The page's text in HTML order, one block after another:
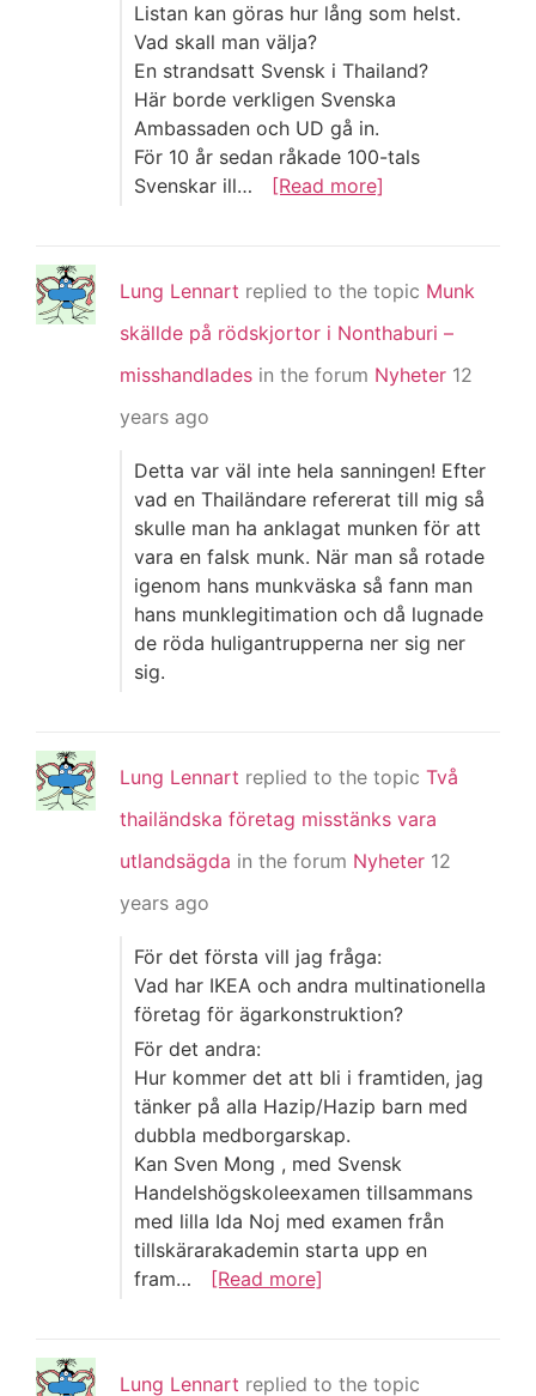
Listan kan göras hur lång som helst.
Vad skall man välja?
En strandsatt Svensk i Thailand?
Här borde verkligen Svenska
Ambassaden och UD gå in.
För 10 år sedan råkade 100-tals
Svenskar ill…
[Read more]
Lung Lennart replied to the topic Munk
skällde på rödskjortor i Nonthaburi –
misshandlades in the forum Nyheter 12
years ago
Detta var väl inte hela sanningen! Efter
vad en Thailändare refererat till mig så
skulle man ha anklagat munken för att
vara en falsk munk. När man så rotade
igenom hans munkväska så fann man
hans munklegitimation och då lugnade
de röda huligantrupperna ner sig ner
sig.
Lung Lennart replied to the topic Två
thailändska företag misstänks vara
utlandsägda in the forum Nyheter 12
years ago
För det första vill jag fråga:
Vad har IKEA och andra multinationella
företag för ägarkonstruktion?
För det andra:
Hur kommer det att bli i framtiden, jag
tänker på alla Hazip/Hazip barn med
dubbla medborgarskap.
Kan Sven Mong , med Svensk
Handelshögskoleexamen tillsammans
med lilla Ida Noj med examen från
tillskärarakademin starta upp en
fram…
[Read more]
Lung Lennart replied to the topic